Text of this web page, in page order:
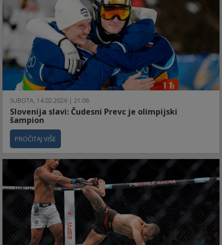
SUBOTA, 14.02.2026 | 21:06
Slovenija slavi: Čudesni Prevc je olimpijski
šampion
PROČITAJ VIŠE